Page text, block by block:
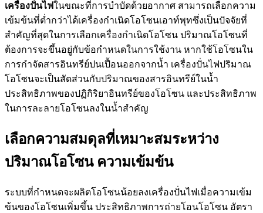
เครื่องปั่นไฟในขณะที่การบำบัดด้วยอากาศ สามารถเลือกความ
เข้มข้นที่ต่ำกว่าได้เครื่องกำเนิดโอโซนเอาท์พุทซึ่งเป็นปัจจัยที่
สำคัญที่สุดในการเลือกเครื่องกำเนิดโอโซน ปริมาณโอโซนที่
ต้องการจะขึ้นอยู่กับข้อกำหนดในการใช้งาน หากใช้โอโซนใน
การกำจัดสารอินทรีย์ปนเปื้อนออกจากน้ำ เครื่องปั่นไฟปริมาณ
โอโซนจะเป็นสัดส่วนกับปริมาณของสารอินทรีย์ในน้ำ
ประสิทธิภาพของปฏิกิริยาอินทรีย์ของโอโซน และประสิทธิภาพ
ในการละลายโอโซนลงในน้ำสำคัญ
เลือกความสมดุลที่เหมาะสมระหว่าง
ปริมาณโอโซน ความเข้มข้น
ระบบที่กำหนดจะผลิตโอโซนน้อยลงเครื่องปั่นไฟเมื่อความเข้ม
ข้นของโอโซนเพิ่มขึ้น ประสิทธิภาพการถ่ายโอนโอโซน อัตรา